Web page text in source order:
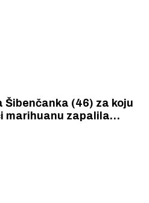
Šibenčanka (46) za koju
marihuanu zapalila